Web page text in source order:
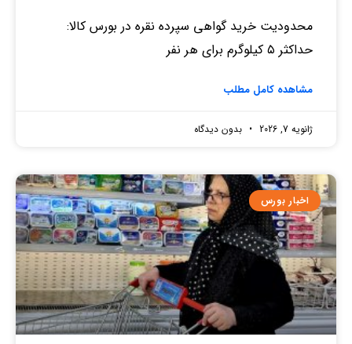
محدودیت خرید گواهی سپرده نقره در بورس کالا:
حداکثر ۵ کیلوگرم برای هر نفر
مشاهده کامل مطلب
ژانویه 7, 2026 بدون دیدگاه
اخبار بورس